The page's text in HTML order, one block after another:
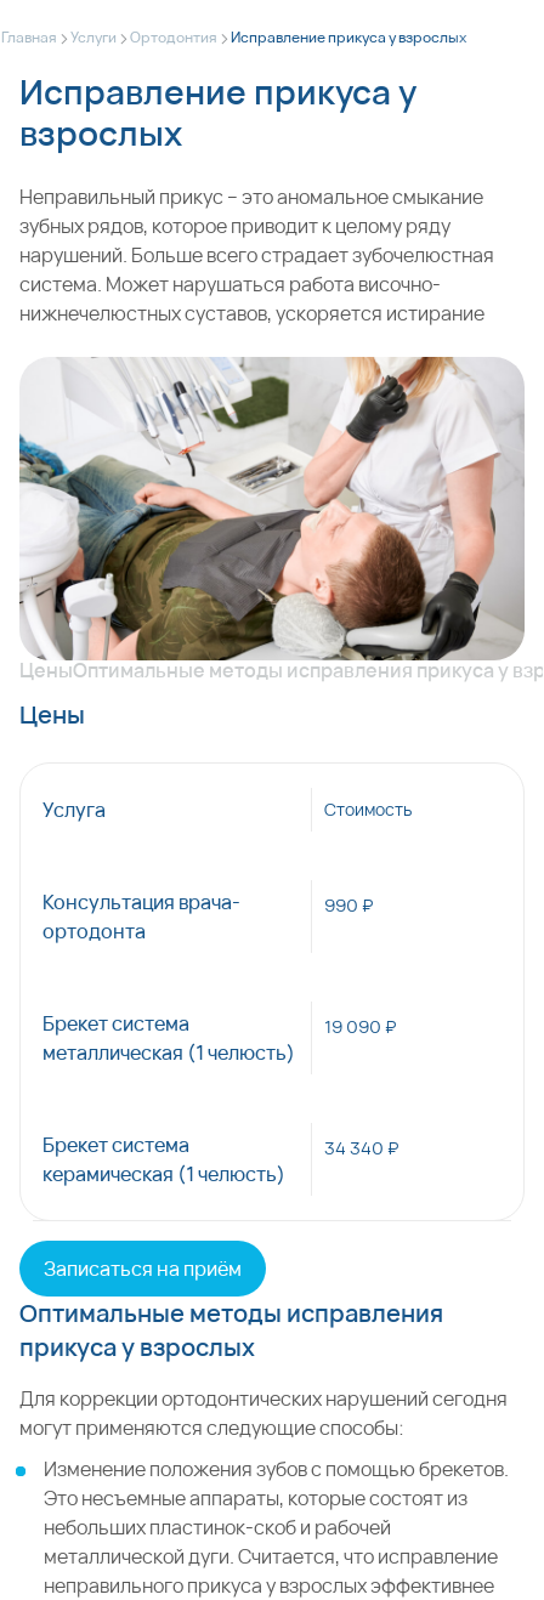
Главная >Услуги >Ортодонтия >Исправление прикуса у взрослых
Исправление прикуса у
взрослых
Неправильный прикус – это аномальное смыкание
зубных рядов, которое приводит к целому ряду
нарушений. Больше всего страдает зубочелюстная
система. Может нарушаться работа височно-
нижнечелюстных суставов, ускоряется истирание
исправление прикусау взрослых людей часто не
просто способ сделать более красивой улыбку, а
условие устранения сопутствующих проблем, причем
не только стоматологических. Из-за патологической
окклюзии может также нарушаться осанка,
усложняется работа желудочно-кишечного тракта,
нередко возникают головные боли.
ЦеныОптимальные методы исправления прикуса у
Цены
Услуга Стоимость
Консультация врача-
ортодонта
990 ₽
Брекет система
металлическая (1 челюсть)
19 090 ₽
Брекет система
керамическая (1 челюсть)
34 340 ₽
Записаться на приём
Оптимальные методы исправления
прикуса у взрослых
Для коррекции ортодонтических нарушений сегодня
могут применяются следующие способы:
Изменение положения зубов с помощью брекетов.
Это несъемные аппараты, которые состоят из
небольших пластинок-скоб и рабочей
металлической дуги. Считается, что исправление
неправильного прикуса у взрослых эффективнее